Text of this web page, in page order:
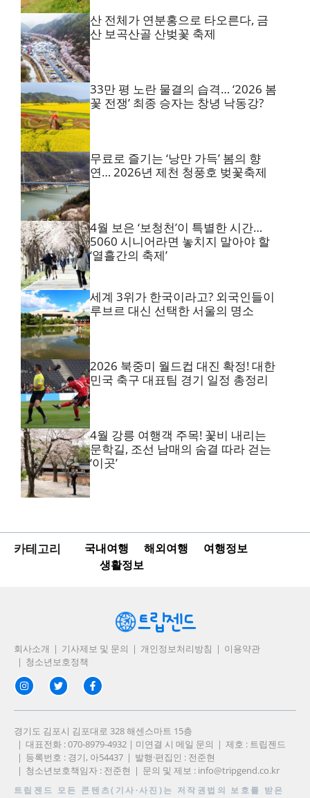
산 전체가 연분홍으로 타오른다, 금
산 보곡산골 산벚꽃 축제
33만 평 노란 물결의 습격… ‘2026 봄
꽃 전쟁’ 최종 승자는 창녕 낙동강?
무료로 즐기는 ‘낭만 가득’ 봄의 향
연… 2026년 제천 청풍호 벚꽃축제
4월 보은 ‘보청천’이 특별한 시간…
5060 시니어라면 놓치지 말아야 할
‘열흘간의 축제’
세계 3위가 한국이라고? 외국인들이
루브르 대신 선택한 서울의 명소
2026 북중미 월드컵 대진 확정! 대한
민국 축구 대표팀 경기 일정 총정리
4월 강릉 여행객 주목! 꽃비 내리는
문학길, 조선 남매의 숨결 따라 걷는
‘이곳’
카테고리 국내여행 해외여행
여행정보
생활정보
회사소개 기사제보 및 문의 개인정보처리방침
이용약관
청소년보호정책
경기도 김포시 김포대로 328 해센스마트 15층
대표전화 : 070-8979-4932 | 미연결 시 메일 문의
제호 : 트립젠드
등록번호 : 경기, 아54437
발행·편집인 : 전준현
청소년보호책임자 : 전준현
문의 및 제보 : info@tripgend.co.kr
트립젠드 모든 콘텐츠(기사·사진)는 저작권법의 보호를 받은